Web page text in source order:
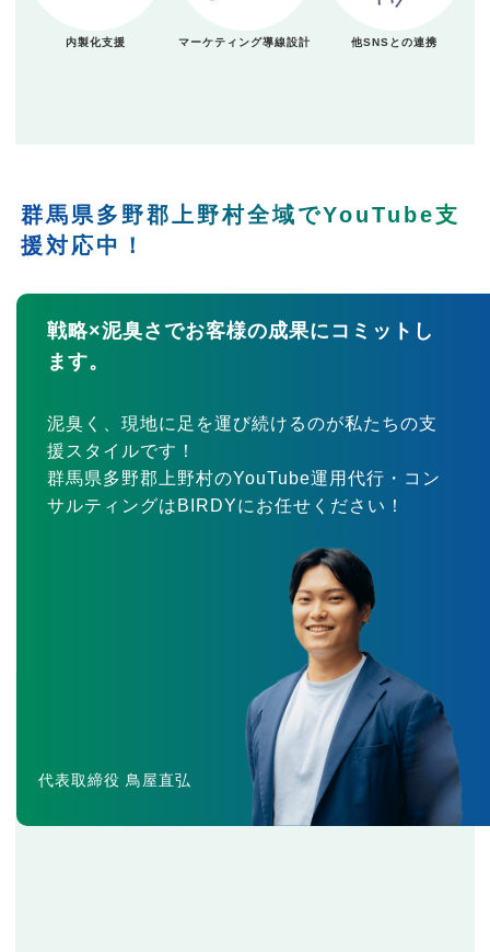
内製化支援 マーケティング導線設計 他SNSとの連携
群馬県多野郡上野村全域でYouTube支
援対応中！
戦略×泥臭さでお客様の成果にコミットし
ます。
泥臭く、現地に足を運び続けるのが私たちの支
援スタイルです！
群馬県多野郡上野村のYouTube運用代行・コン
サルティングはBIRDYにお任せください！
代表取締役 鳥屋直弘